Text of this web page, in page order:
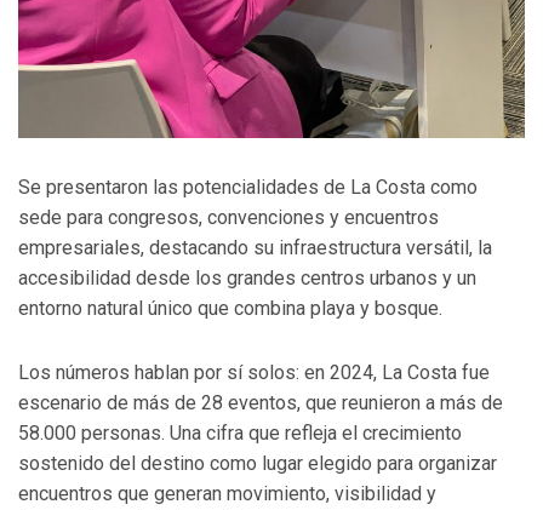
Se presentaron las potencialidades de La Costa como
sede para congresos, convenciones y encuentros
empresariales, destacando su infraestructura versátil, la
accesibilidad desde los grandes centros urbanos y un
entorno natural único que combina playa y bosque.
Los números hablan por sí solos: en 2024, La Costa fue
escenario de más de 28 eventos, que reunieron a más de
58.000 personas. Una cifra que refleja el crecimiento
sostenido del destino como lugar elegido para organizar
encuentros que generan movimiento, visibilidad y